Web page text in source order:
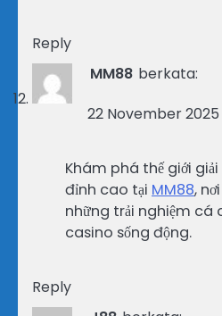
Reply
MM88 berkata:
22 November 2025
Khám phá thế giới
đỉnh cao tại MM88,
những trải nghiệm cá
casino sống động.
Reply